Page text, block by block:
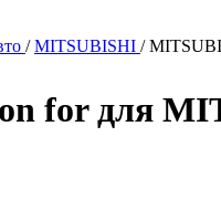
/MITSUBISHI /
for для